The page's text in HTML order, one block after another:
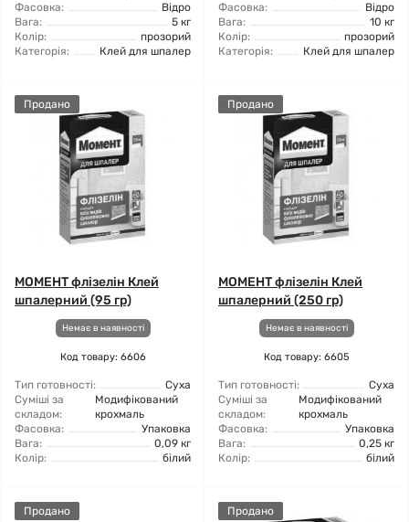
Фасовка:
Відро
Вага:
5 кг
Колір:
прозорий
Категорія:
Клей для шпалер
Фасовка:
Відро
Вага:
10 кг
Колір:
прозорий
Категорія:
Клей для шпалер
Продано
МОМЕНТ флізелін Клей
шпалерний (95 гр)
Немає в наявності
Код товару: 6606
Тип готовності:
Суха
Суміші за
складом:
Модифікований
крохмаль
Фасовка:
Упаковка
Вага:
0,09 кг
Колір:
білий
Продано
МОМЕНТ флізелін Клей
шпалерний (250 гр)
Немає в наявності
Код товару: 6605
Тип готовності:
Суха
Суміші за
складом:
Модифікований
крохмаль
Фасовка:
Упаковка
Вага:
0,25 кг
Колір:
білий
Продано Продано